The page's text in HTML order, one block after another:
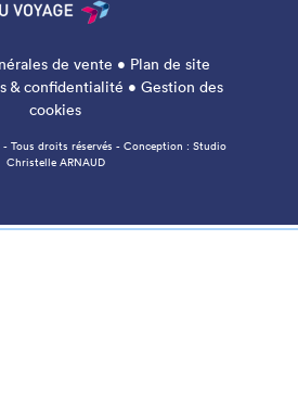
de vente • Plan de site
& confidentialité • Gestion des
cookies
Tous droits réservés - Conception : Studio
Christelle ARNAUD